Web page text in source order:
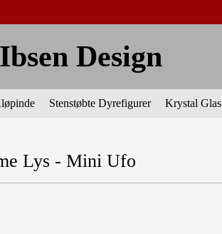
Ibsen Design
Stenstøbte Dyrefigurer Krystal Glas
Lys - Mini Ufo